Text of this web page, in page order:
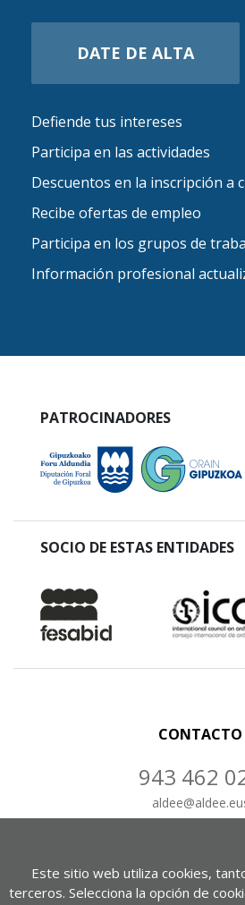
DATE DE ALTA
Defiende tus intereses
Participa en las actividades
Descuentos en la inscripción a
Recibe ofertas de empleo
Participa en los grupos de
Información profesional
PATROCINADORES
SOCIO DE ESTAS ENTIDADES
CONTACTO
943 462
aldee@
Este sitio web utiliza cookies,
terceros. Selecciona la opción de